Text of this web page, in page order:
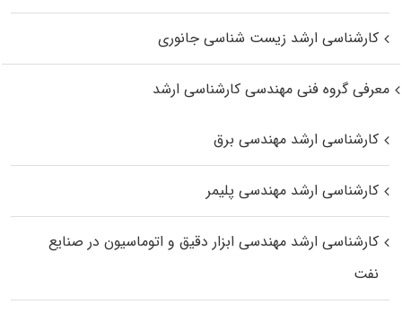
کارشناسی ارشد زیست‌ شناسی جانوری
معرفی گروه فنی مهندسی کارشناسی ارشد
کارشناسی ارشد مهندسی برق
کارشناسی ارشد مهندسی پلیمر
کارشناسی ارشد مهندسی ابزار دقیق و اتوماسیون در صنایع
نفت